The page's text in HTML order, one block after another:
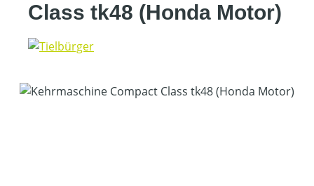
Class tk48 (Honda Motor)
Bildergalerie überspringen